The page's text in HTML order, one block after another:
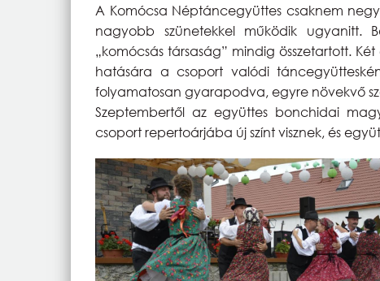
A Komócsa Néptáncegyüttes csaknem
nagyobb szünetekkel működik
„komócsás társaság” mindig összetartott.
hatására a csoport valódi
folyamatosan gyarapodva, egyre növekvő
Szeptembertől az együttes bonchidai
csoport repertoárjába új színt visznek, és